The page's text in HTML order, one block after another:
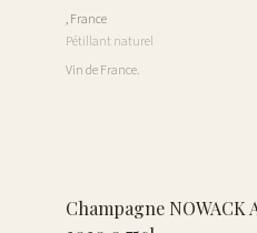
,France
Pétillant naturel
Vin de France.
Champagne NOWACK